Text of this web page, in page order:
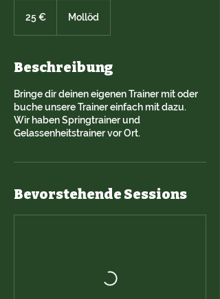
25 € Mollöd
Beschreibung
Bringe dir deinen eigenen Trainer mit oder
buche unsere Trainer einfach mit dazu.
Wir haben Springtrainer und
Gelassenheitstrainer vor Ort.
Bevorstehende Sessions